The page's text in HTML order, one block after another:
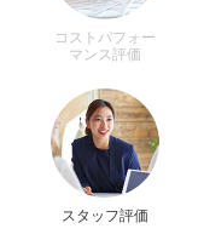
コストパフォー
マンス評価
スタッフ評価